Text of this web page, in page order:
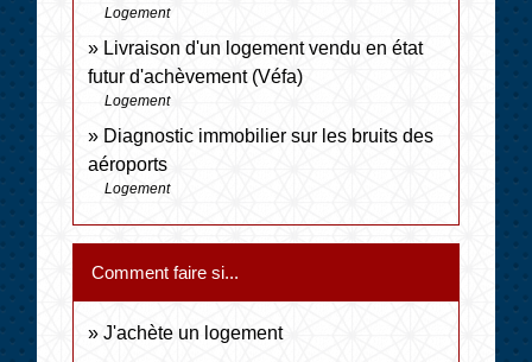
Logement
Livraison d'un logement vendu en état
futur d'achèvement (Véfa)
Logement
Diagnostic immobilier sur les bruits des
aéroports
Logement
Comment faire si...
J'achète un logement